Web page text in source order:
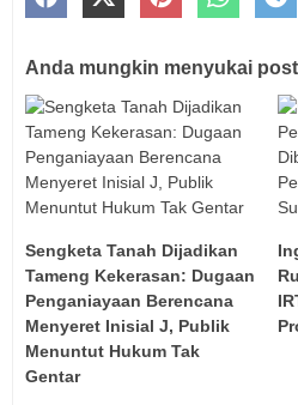
Anda mungkin menyukai
Sengketa Tanah Dijadikan
Tameng Kekerasan: Dugaan
Penganiayaan Berencana
Menyeret Inisial J, Publik
Menuntut Hukum Tak
Gentar